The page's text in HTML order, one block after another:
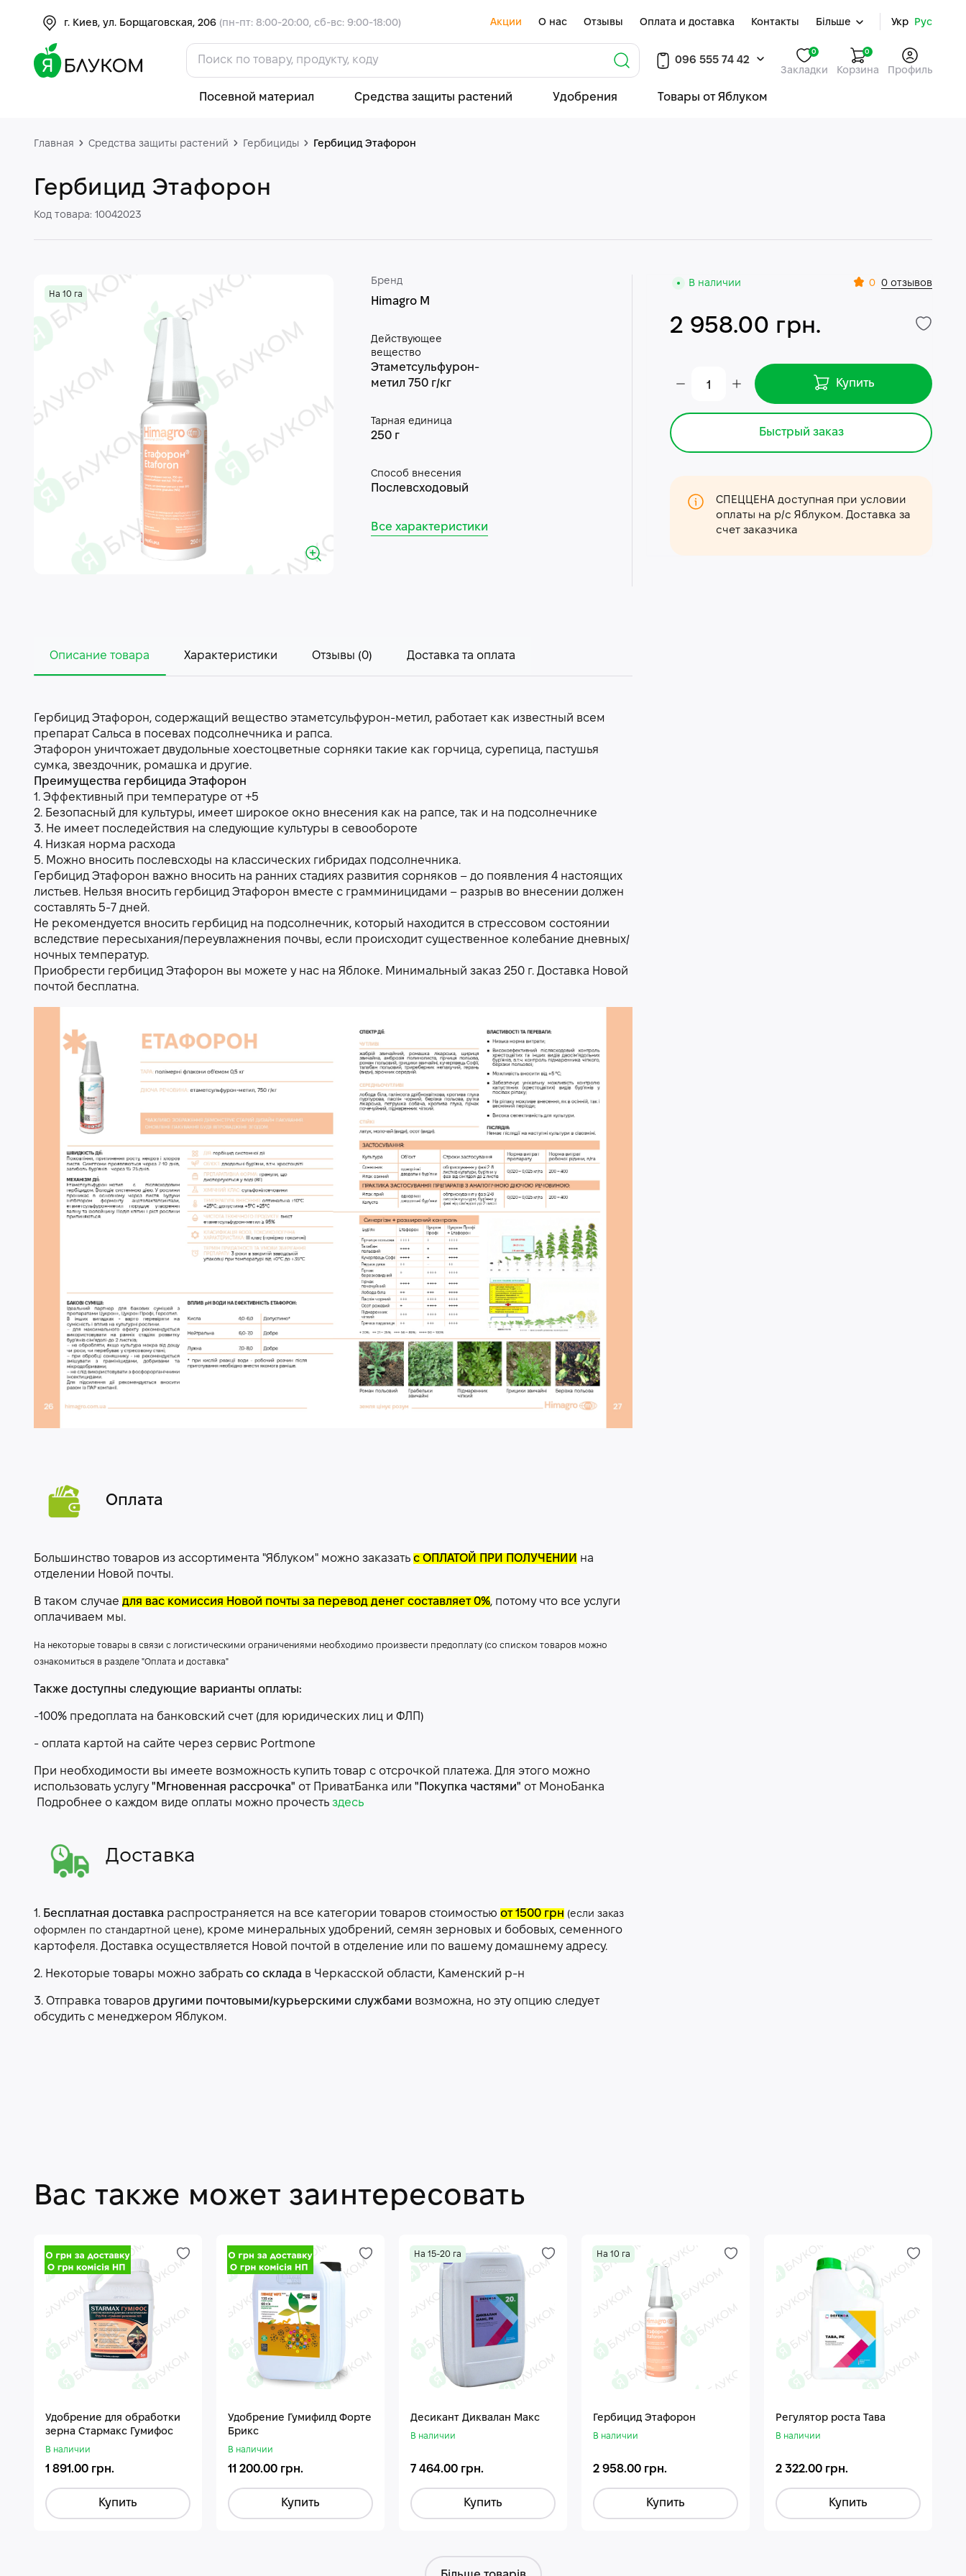
г. Киев, ул. Борщаговская, 206 (пн-пт: 8:00-20:00, сб-вс: 9:00-18:00) Акции О нас Отзывы Оплата и доставка Контакты Більше Укр Рус
096 555 74 42
Закладки
0 0
Корзина Профиль
Посевной материал Средства защиты растений Удобрения Товары от Яблуком
Главная Средства защиты растений Гербициды Гербицид Этафорон
Гербицид Этафорон
Код товара: 10042023
На 10 га
Бренд
Himagro M
Действующее
вещество
Этаметсульфурон-
метил 750 г/кг
Тарная единица
250 г
Способ внесения
Послевсходовый
Все характеристики
В наличии 0 0 отзывов
2 958.00 грн.
Купить
Быстрый заказ
СПЕЦЦЕНА доступная при условии
оплаты на р/с Яблуком. Доставка за
счет заказчика
Описание товара Характеристики Отзывы (0) Доставка та оплата
Гербицид Этафорон, содержащий вещество этаметсульфурон-метил, работает как известный всем
препарат Сальса в посевах подсолнечника и рапса.
Этафорон уничтожает двудольные хоестоцветные сорняки такие как горчица, сурепица, пастушья
сумка, звездочник, ромашка и другие.
Преимущества гербицида Этафорон
1. Эффективный при температуре от +5
2. Безопасный для культуры, имеет широкое окно внесения как на рапсе, так и на подсолнечнике
3. Не имеет последействия на следующие культуры в севообороте
4. Низкая норма расхода
5. Можно вносить послевсходы на классических гибридах подсолнечника.
Гербицид Этафорон важно вносить на ранних стадиях развития сорняков – до появления 4 настоящих
листьев. Нельзя вносить гербицид Этафорон вместе с грамминицидами – разрыв во внесении должен
составлять 5-7 дней.
Не рекомендуется вносить гербицид на подсолнечник, который находится в стрессовом состоянии
вследствие пересыхания/переувлажнения почвы, если происходит существенное колебание дневных/
ночных температур.
Приобрести гербицид Этафорон вы можете у нас на Яблоке. Минимальный заказ 250 г. Доставка Новой
почтой бесплатна.
Оплата
Большинство товаров из ассортимента "Яблуком" можно заказать с ОПЛАТОЙ ПРИ ПОЛУЧЕНИИ на
отделении Новой почты.
В таком случае для вас комиссия Новой почты за перевод денег составляет 0%, потому что все услуги
оплачиваем мы.
На некоторые товары в связи с логистическими ограничениями необходимо произвести предоплату (со списком товаров можно
ознакомиться в разделе "Оплата и доставка"
Также доступны следующие варианты оплаты:
-100% предоплата на банковский счет (для юридических лиц и ФЛП)
- оплата картой на сайте через сервис Portmone
При необходимости вы имеете возможность купить товар с отсрочкой платежа. Для этого можно
использовать услугу "Мгновенная рассрочка" от ПриватБанка или "Покупка частями" от МоноБанка
Подробнее о каждом виде оплаты можно прочесть здесь
Доставка
1. Бесплатная доставка распространяется на все категории товаров стоимостью от 1500 грн (если заказ
оформлен по стандартной цене), кроме минеральных удобрений, семян зерновых и бобовых, семенного
картофеля. Доставка осуществляется Новой почтой в отделение или по вашему домашнему адресу.
2. Некоторые товары можно забрать со склада в Черкасской области, Каменский р-н
3. Отправка товаров другими почтовыми/курьерскими службами возможна, но эту опцию следует
обсудить с менеджером Яблуком.
Вас также может заинтересовать
Удобрение для обработки
зерна Стармакс Гумифос
В наличии
1 891.00 грн.
Купить
Удобрение Гумифилд Форте
Брикс
В наличии
11 200.00 грн.
Купить
На 15-20 га
Десикант Диквалан Макс
В наличии
7 464.00 грн.
Купить
На 10 га
Гербицид Этафорон
В наличии
2 958.00 грн.
Купить
Регулятор роста Тава
В наличии
2 322.00 грн.
Купить